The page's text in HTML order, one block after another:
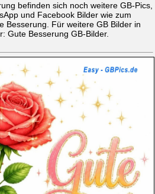
befinden sich noch weitere GB-Pics,
und Facebook Bilder wie zum
Besserung. Für weitere GB Bilder in
Gute Besserung GB-Bilder.